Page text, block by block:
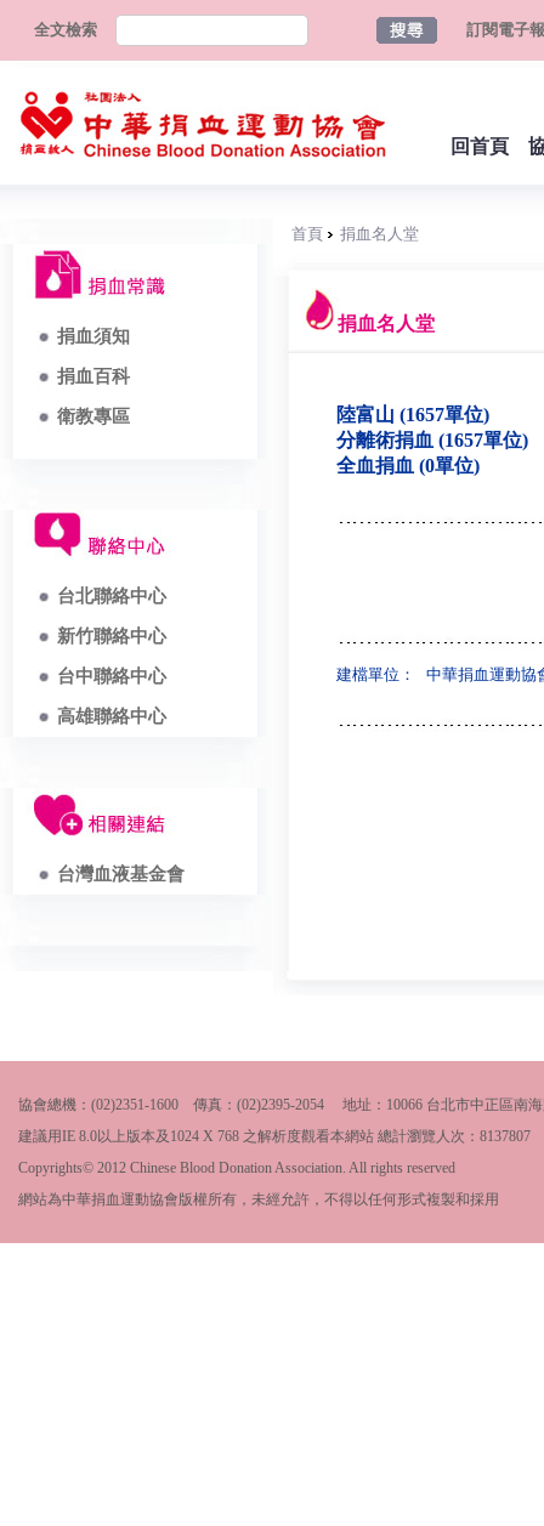
全文檢索 訂閱電子報
回首頁
捐血須知
捐血百科
衛教專區
台北聯絡中心
新竹聯絡中心
台中聯絡中心
高雄聯絡中心
台灣血液基金會
首頁 捐血名人堂
捐血名人堂
陸富山 (1657單位)
分離術捐血 (1657單位)
全血捐血 (0單位)
建檔單位： 中華捐血運動協
協會總機：(02)2351-1600 傳真：(02)2395-2054 地址：10066 台北市中正區南
建議用IE 8.0以上版本及1024 X 768 之解析度觀看本網站 總計瀏覽人次： 8137807
Copyrights© 2012 Chinese Blood Donation Association. All rights reserved
網站為中華捐血運動協會版權所有，未經允許，不得以任何形式複製和採用